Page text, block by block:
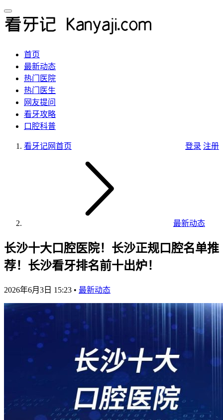
首页
最新动态
热门医院
热门医生
网友提问
看牙攻略
口腔科普
登录 注册
看牙记网首页
最新动态
长沙十大口腔医院！长沙正规口腔名单推
荐！长沙看牙排名前十出炉！
2026年6月3日 15:23 • 最新动态